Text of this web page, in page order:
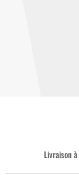
Livraison